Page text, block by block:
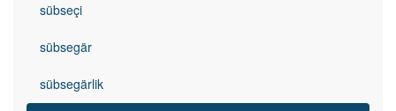
sübseçi
sübsegär
sübsegärlik